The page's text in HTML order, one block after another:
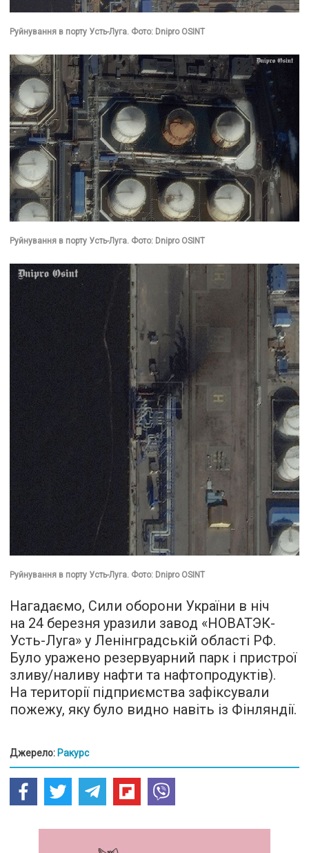
Руйнування в порту Усть-Луга. Фото: Dnipro OSINT
Руйнування в порту Усть-Луга. Фото: Dnipro OSINT
Руйнування в порту Усть-Луга. Фото: Dnipro OSINT
Нагадаємо, Сили оборони України в ніч
на 24 березня уразили завод «НОВАТЭК-
Усть-Луга» у Ленінградській області РФ.
Було уражено резервуарний парк і пристрої
зливу/наливу нафти та нафтопродуктів).
На території підприємства зафіксували
пожежу, яку було видно навіть із Фінляндії.
Джерело: Ракурс